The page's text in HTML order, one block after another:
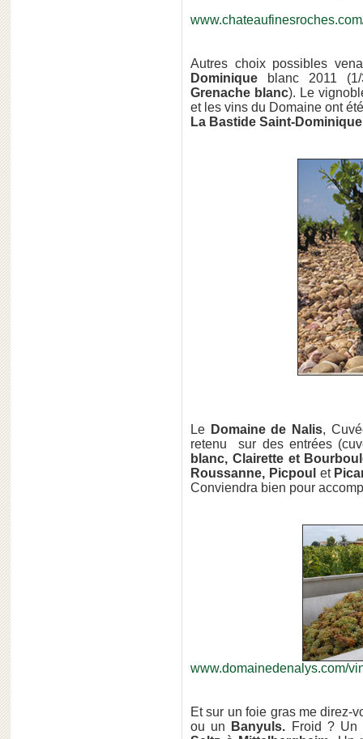
Autres choix possibles
Dominique blanc 2011
Grenache blanc). Le
et les vins du Domaine ont
La Bastide Saint-Dominique
Le Domaine de Nalis,
retenu sur des entrées
blanc, Clairette et
Roussanne, Picpoul et
Conviendra bien pour
www.domainedenalys.com/
Et sur un foie gras me direz-
ou un Banyuls. Froid ? Un